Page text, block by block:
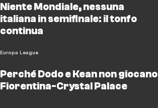
Niente Mondiale, nessuna
italiana in semifinale: il tonfo
continua
Europa League
Perché Dodo e Kean non giocano
Fiorentina-Crystal Palace